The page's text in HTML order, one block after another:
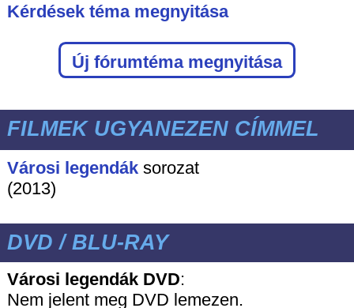
Kérdések téma megnyitása
Új fórumtéma megnyitása
FILMEK UGYANEZEN CÍMMEL
Városi legendáksorozat
(2013)
DVD / BLU-RAY
Városi legendák DVD:
Nem jelent meg DVD lemezen.